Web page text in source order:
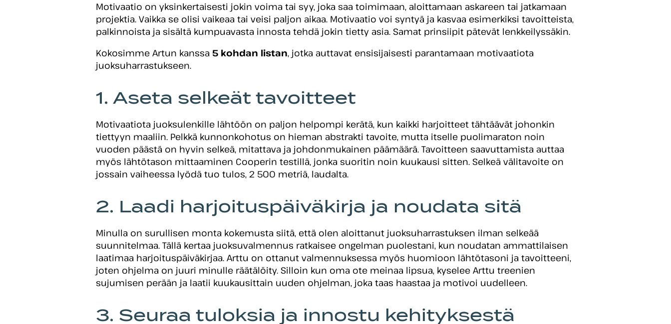
Motivaatio on yksinkertaisesti jokin voima tai syy, joka saa toimimaan, aloittamaan askareen tai jatkamaan
projektia. Vaikka se olisi vaikeaa tai veisi paljon aikaa. Motivaatio voi syntyä ja kasvaa esimerkiksi tavoitteista,
palkinnoista ja sisältä kumpuavasta innosta tehdä jokin tietty asia. Samat prinsiipit pätevät lenkkeilyssäkin.
Kokosimme Artun kanssa 5 kohdan listan, jotka auttavat ensisijaisesti parantamaan motivaatiota
juoksuharrastukseen.
1. Aseta selkeät tavoitteet
Motivaatiota juoksulenkille lähtöön on paljon helpompi kerätä, kun kaikki harjoitteet tähtäävät johonkin
tiettyyn maaliin. Pelkkä kunnonkohotus on hieman abstrakti tavoite, mutta itselle puolimaraton noin
vuoden päästä on hyvin selkeä, mitattava ja johdonmukainen päämäärä. Tavoitteen saavuttamista auttaa
myös lähtötason mittaaminen Cooperin testillä, jonka suoritin noin kuukausi sitten. Selkeä välitavoite on
jossain vaiheessa lyödä tuo tulos, 2 500 metriä, laudalta.
2. Laadi harjoituspäiväkirja ja noudata sitä
Minulla on surullisen monta kokemusta siitä, että olen aloittanut juoksuharrastuksen ilman selkeää
suunnitelmaa. Tällä kertaa juoksuvalmennus ratkaisee ongelman puolestani, kun noudatan ammattilaisen
laatimaa harjoituspäiväkirjaa. Arttu on ottanut valmennuksessa myös huomioon lähtötasoni ja tavoitteeni,
joten ohjelma on juuri minulle räätälöity. Silloin kun oma ote meinaa lipsua, kyselee Arttu treenien
sujumisen perään ja laatii kuukausittain uuden ohjelman, joka taas haastaa ja motivoi uudelleen.
3. Seuraa tuloksia ja innostu kehityksestä